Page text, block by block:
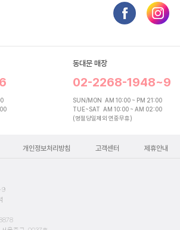
동대문 매장
02-2268-1948~9
SUN/MON AM 10:00 ~ PM 21:00
TUE~SAT AM 10:00 ~ AM 02:00
(명절당일제외 연중무휴)
개인정보처리방침 고객센터 제휴안내